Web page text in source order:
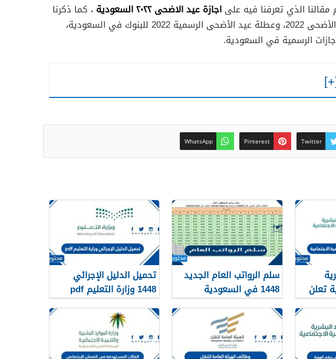
الذي تعرفنا فيه على اجازة عيد الاضحى ٢٠٢٢ السعودية
، كما ذكرنا
كم يوم إجازة عيد الأضحى 2022، وعطلة عيد الأضحى الرسمية 2022 للبنوك في السعودية،
الرسمية في السعودية.
Twitter
Pinterest
WhatsApp
تعلن
سلم الرواتب العام الجديد
1448 في السعودية
تحميل الدليل الإجرائي
1448 وزارة التعليم pdf